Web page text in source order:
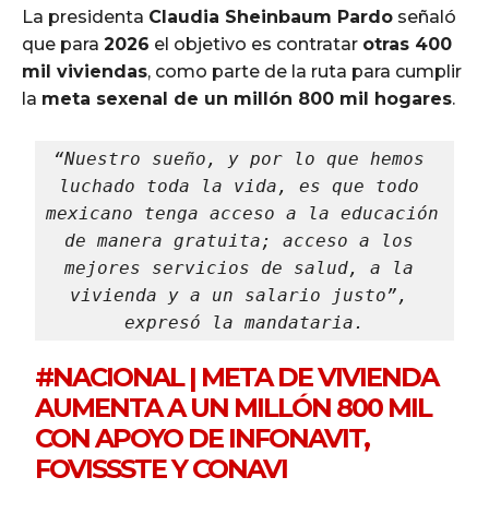
La presidenta Claudia Sheinbaum Pardo señaló
que para 2026 el objetivo es contratar otras 400
mil viviendas, como parte de la ruta para cumplir
la meta sexenal de un millón 800 mil hogares.
“Nuestro sueño, y por lo que hemos
luchado toda la vida, es que todo
mexicano tenga acceso a la educación
de manera gratuita; acceso a los
mejores servicios de salud, a la
vivienda y a un salario justo”,
expresó la mandataria.
#NACIONAL| META DE VIVIENDA
AUMENTA A UN MILLÓN 800 MIL
CON APOYO DE INFONAVIT,
FOVISSSTE Y CONAVI